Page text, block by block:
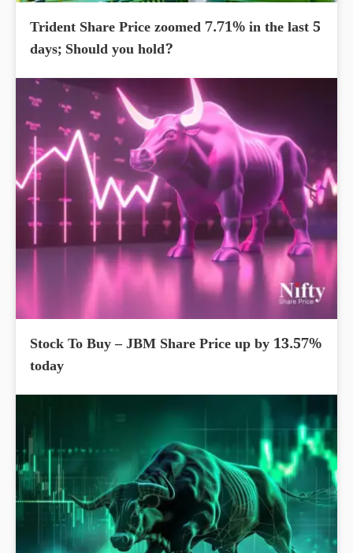
Trident Share Price zoomed 7.71% in the last 5
days; Should you hold?
Stock To Buy – JBM Share Price up by 13.57%
today